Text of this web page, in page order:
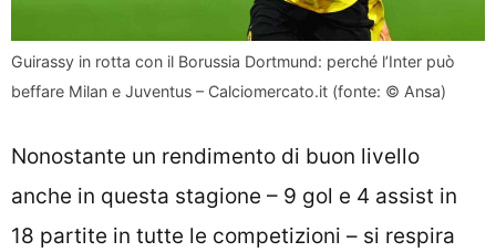
Guirassy in rotta con il Borussia Dortmund: perché l’Inter può
beffare Milan e Juventus – Calciomercato.it (fonte: © Ansa)
Nonostante un rendimento di buon livello
anche in questa stagione – 9 gol e 4 assist in
18 partite in tutte le competizioni – si respira